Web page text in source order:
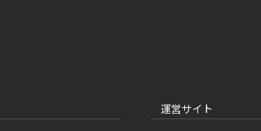
運営サイト